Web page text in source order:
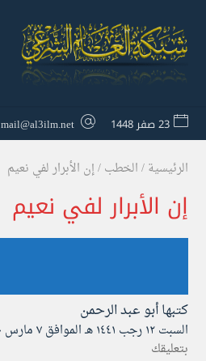
23 صفر 1448 mail@al3ilm.net
الرئيسية/الخطب/إن الأبرار لفي نعيم
إن الأبرار لفي نعيم
كتبهاأبو عبد الرحمن
السبت ۱۲ رجب ۱٤٤۱ هـ الموافق ۷ مارس ۲۰۲۰ مـ |
بتعليقك